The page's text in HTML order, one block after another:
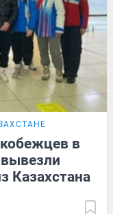
в
Казахстана